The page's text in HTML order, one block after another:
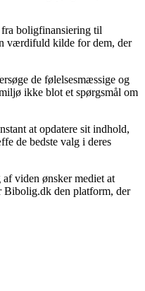
boligfinansiering til
værdifuld kilde for dem, der
de følelsesmæssige og
ikke blot et spørgsmål om
at opdatere sit indhold,
de bedste valg i deres
viden ønsker mediet at
Bibolig.dk den platform, der